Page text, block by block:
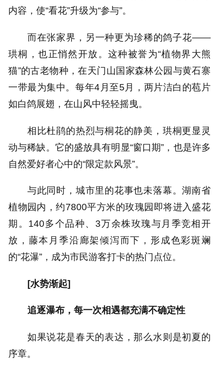
内容，使“看花”升级为“参与”。
而在张家界，另一种更为珍稀的鸽子花——
珙桐，也正悄然开放。这种被誉为“植物界大熊
猫”的古老物种，在天门山国家森林公园与黄石寨
一带最为集中。每年4月至5月，两片洁白的苞片
如白鸽展翅，在山风中轻轻摇曳。
相比杜鹃的热烈与桐花的静美，珙桐更显灵
动与稀缺。它的盛放具有明显“窗口期”，也是许多
自然爱好者心中的“限定款风景”。
与此同时，城市里的花事也未落幕。湖南省
植物园内，约7800平方米的玫瑰园即将进入盛花
期。140多个品种、3万余株玫瑰与月季竞相开
放，藤本月季沿廊架倾泻而下，形成色彩斑斓
的“花瀑”，成为市民游客打卡的热门点位。
[水势渐起]
追逐瀑布，每一次相遇都充满不确定性
如果说花是春天的表达，那么水则是初夏的
序章。